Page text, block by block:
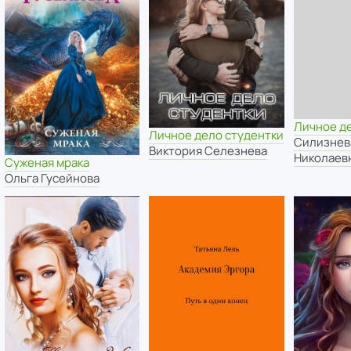
Суженая мрака
Ольга Гусейнова
Личное дело студентки
Виктория Селезнева
Личное